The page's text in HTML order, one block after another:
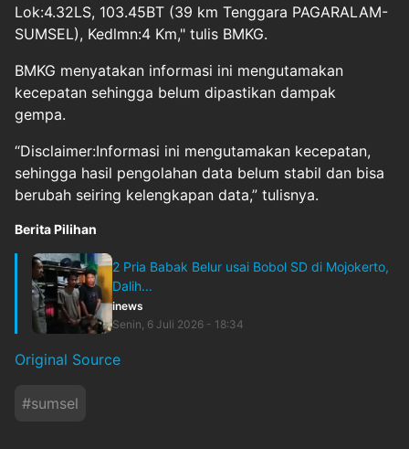
Lok:4.32LS, 103.45BT (39 km Tenggara PAGARALAM-
SUMSEL), Kedlmn:4 Km," tulis BMKG.
BMKG menyatakan informasi ini mengutamakan
kecepatan sehingga belum dipastikan dampak
gempa.
“Disclaimer:Informasi ini mengutamakan kecepatan,
sehingga hasil pengolahan data belum stabil dan bisa
berubah seiring kelengkapan data,” tulisnya.
Berita Pilihan
2 Pria Babak Belur usai Bobol SD di Mojokerto,
Dalih...
inews
Senin, 6 Juli 2026 - 18:34
Original Source
#sumsel